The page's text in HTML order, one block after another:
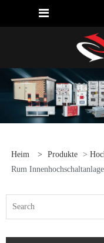
Heim > Produkte >
Rum